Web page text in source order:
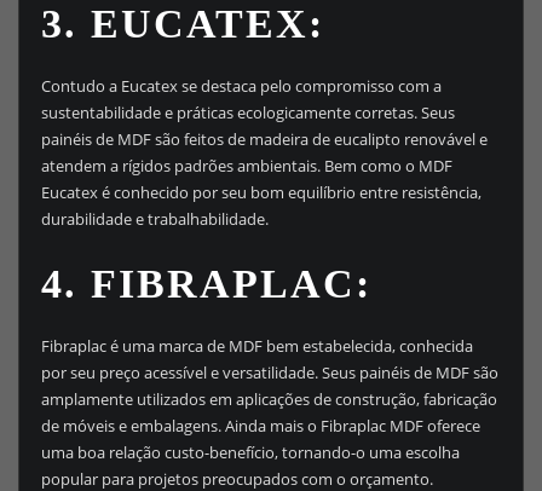
3. EUCATEX:
Contudo a Eucatex se destaca pelo compromisso com a
sustentabilidade e práticas ecologicamente corretas. Seus
painéis de MDF são feitos de madeira de eucalipto renovável e
atendem a rígidos padrões ambientais. Bem como o MDF
Eucatex é conhecido por seu bom equilíbrio entre resistência,
durabilidade e trabalhabilidade.
4. FIBRAPLAC:
Fibraplac é uma marca de MDF bem estabelecida, conhecida
por seu preço acessível e versatilidade. Seus painéis de MDF são
amplamente utilizados em aplicações de construção, fabricação
de móveis e embalagens. Ainda mais o Fibraplac MDF oferece
uma boa relação custo-benefício, tornando-o uma escolha
popular para projetos preocupados com o orçamento.